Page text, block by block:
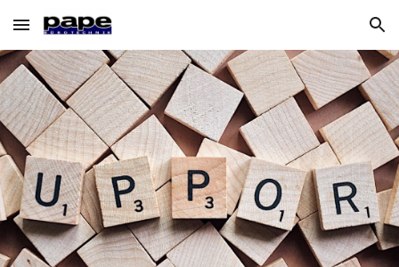
Skip to main content Skip to navigation